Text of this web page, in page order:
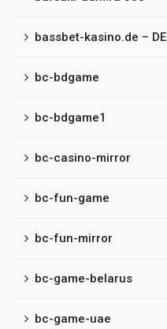
bassbet-kasino.de – DE
bc-bdgame
bc-bdgame1
bc-casino-mirror
bc-fun-game
bc-fun-mirror
bc-game-belarus
bc-game-uae